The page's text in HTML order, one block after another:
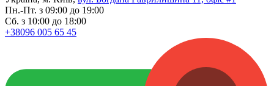
Пн.-Пт. з 09:00 до 19:00
Сб. з 10:00 до 18:00
+38096 005 65 45